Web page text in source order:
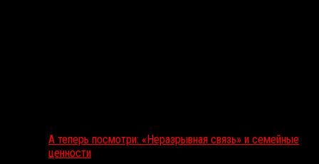
А теперь посмотри: «Неразрывная связь» и семейные
ценности